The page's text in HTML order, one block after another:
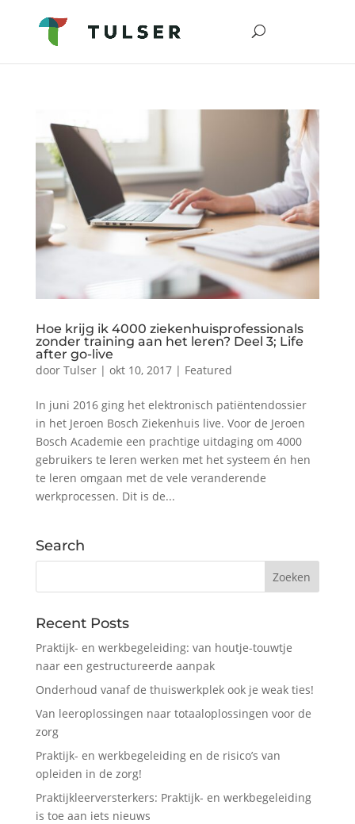
Hoe krijg ik 4000 ziekenhuisprofessionals
zonder training aan het leren? Deel 3; Life
after go-live
door Tulser| okt 10, 2017| Featured
In juni 2016 ging het elektronisch patiëntendossier
in het Jeroen Bosch Ziekenhuis live. Voor de Jeroen
Bosch Academie een prachtige uitdaging om 4000
gebruikers te leren werken met het systeem én hen
te leren omgaan met de vele veranderende
werkprocessen. Dit is de...
Search
Recent Posts
Praktijk- en werkbegeleiding: van houtje-touwtje
naar een gestructureerde aanpak
Onderhoud vanaf de thuiswerkplek ook je weak ties!
Van leeroplossingen naar totaaloplossingen voor de
zorg
Praktijk- en werkbegeleiding en de risico’s van
opleiden in de zorg!
Praktijkleerversterkers: Praktijk- en werkbegeleiding
is toe aan iets nieuws